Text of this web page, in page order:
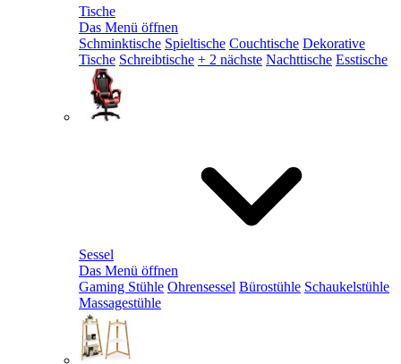
Tische
Das Menü öffnen
Schminktische Spieltische Couchtische Dekorative
Tische Schreibtische + 2 nächste Nachttische Esstische
Sessel
Das Menü öffnen
Gaming Stühle Ohrensessel Bürostühle Schaukelstühle
Massagestühle